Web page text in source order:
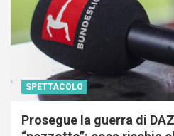
SPETTACOLO
Prosegue la guerra di